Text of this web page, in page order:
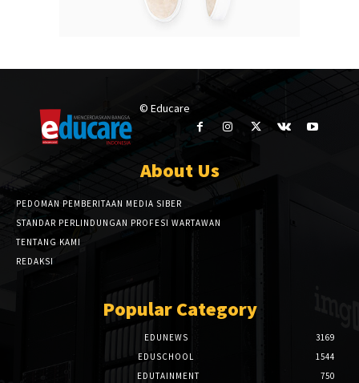
© Educare
About Us
PEDOMAN PEMBERITAAN MEDIA SIBER
STANDAR PERLINDUNGAN PROFESI WARTAWAN
TENTANG KAMI
REDAKSI
Popular Category
EDUNEWS
3169
EDUSCHOOL
1544
EDUTAINMENT
750